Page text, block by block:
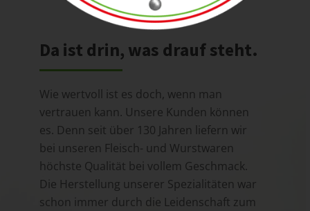
Da ist drin, was drauf steht.
Wie wertvoll ist es doch, wenn man
vertrauen kann. Unsere Kunden können
es. Denn seit über 130 Jahren liefern wir
bei unseren Fleisch- und Wurstwaren
höchste Qualität bei vollem Geschmack.
Die Herstellung unserer Spezialitäten war
schon immer durch die Leidenschaft zum